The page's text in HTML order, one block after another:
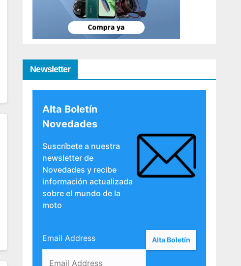
Newsletter
Alta Boletín
Novedades
Suscríbete a nuestra
newsletter de
Novedades y recibe
información actualizada
sobre el mundo de la
moto
Email Address